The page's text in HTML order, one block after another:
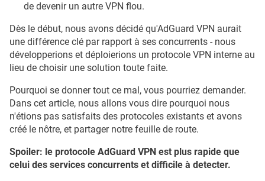
de devenir un autre VPN flou.
Dès le début, nous avons décidé qu'AdGuard VPN aurait
une différence clé par rapport à ses concurrents - nous
développerions et déploierions un protocole VPN interne au
lieu de choisir une solution toute faite.
Pourquoi se donner tout ce mal, vous pourriez demander.
Dans cet article, nous allons vous dire pourquoi nous
n'étions pas satisfaits des protocoles existants et avons
créé le nôtre, et partager notre feuille de route.
Spoiler: le protocole AdGuard VPN est plus rapide que
celui des services concurrents et difficile à detecter.